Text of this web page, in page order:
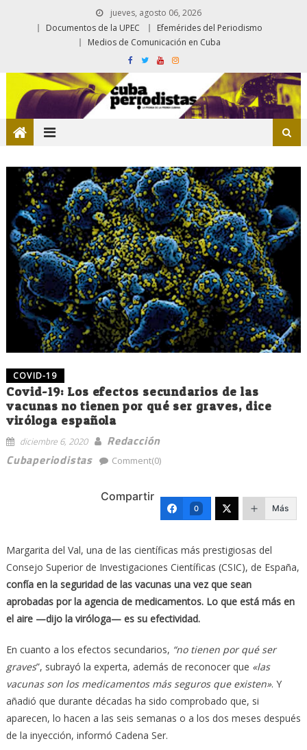
jueves, agosto 06, 2026
Documentos de la UPEC
Efemérides del Periodismo
Medios de Comunicación en Cuba
COVID-19
Covid-19: Los efectos secundarios de las
vacunas no tienen por qué ser graves, dice
viróloga española
diciembre 6, 2020
Redacción
Cubaperiodistas
Comment(0)
Compartir
0 Más
Margarita del Val, una de las científicas más prestigiosas del
Consejo Superior de Investigaciones Científicas (CSIC), de España,
confía en la seguridad de las vacunas una vez que sean
aprobadas por la agencia de medicamentos. Lo que está más en
el aire —dijo la viróloga— es su efectividad.
En cuanto a los efectos secundarios, “no tienen por qué ser
graves”, subrayó la experta, además de reconocer que «las
vacunas son los medicamentos más seguros que existen». Y
añadió que durante décadas ha sido comprobado que, si
aparecen, lo hacen a las seis semanas o a los dos meses después
de la inyección, informó Cadena Ser.